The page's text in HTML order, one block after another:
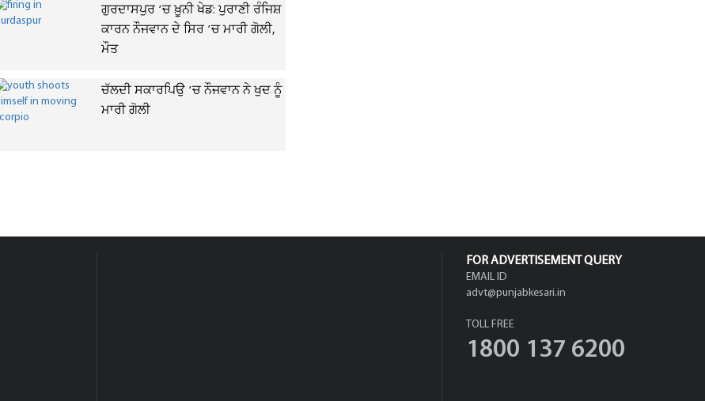
ਗੁਰਦਾਸਪੁਰ ’ਚ ਖ਼ੂਨੀ ਖੇਡ: ਪੁਰਾਣੀ ਰੰਜਿਸ਼
ਕਾਰਨ ਨੌਜਵਾਨ ਦੇ ਸਿਰ ’ਚ ਮਾਰੀ ਗੋਲੀ,
ਮੌਤ
ਚੱਲਦੀ ਸਕਾਰਪਿਉ ’ਚ ਨੌਜਵਾਨ ਨੇ ਖੁਦ ਨੂੰ
ਮਾਰੀ ਗੋਲੀ
FOR ADVERTISEMENT QUERY
EMAIL ID
advt@punjabkesari.in
TOLL FREE
1800 137 6200